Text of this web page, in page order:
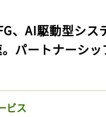
、AI駆動型シ
パートナーシ
ビス